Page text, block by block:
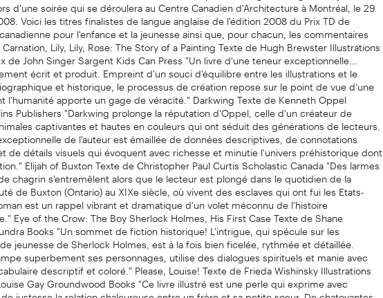
Voici les titres finalistes de langue anglaise de l'édition 2008 du Prix TD de
pour l'enfance et la jeunesse ainsi que, pour chacun, les commentaires
Lily, Lily, Rose: The Story of a Painting Texte de Hugh Brewster Illustrations
de John Singer Sargent Kids Can Press "Un livre d'une teneur exceptionnelle...
écrit et produit. Empreint d'un souci d'équilibre entre les illustrations et le
et historique, le processus de création repose sur le point de vue d'une
l'humanité apporte un gage de véracité." Darkwing Texte de Kenneth Oppel
Publishers "Darkwing prolonge la réputation d'Oppel, celle d'un créateur de
captivantes et hautes en couleurs qui ont séduit des générations de lecteurs.
de l'auteur est émaillée de données descriptives, de connotations
de détails visuels qui évoquent avec richesse et minutie l'univers préhistorique dont
Elijah of Buxton Texte de Christopher Paul Curtis Scholastic Canada "Des larmes
chagrin s'entremêlent alors que le lecteur est plongé dans le quotidien de la
de Buxton (Ontario) au XIXe siècle, où vivent des esclaves qui ont fui les Etats-
est un rappel vibrant et dramatique d'un volet méconnu de l'histoire
Eye of the Crow: The Boy Sherlock Holmes, His First Case Texte de Shane
Books "Un sommet de fiction historique! L'intrigue, qui spécule sur les
jeunesse de Sherlock Holmes, est à la fois bien ficelée, rythmée et détaillée.
superbement ses personnages, utilise des dialogues spirituels et manie avec
descriptif et coloré." Please, Louise! Texte de Frieda Wishinsky Illustrations
Gay Groundwood Books "Ce livre illustré est une perle qui exprime avec
justesse la relation chaleureuse entre un frère et sa petite soeur. De chatoyantes